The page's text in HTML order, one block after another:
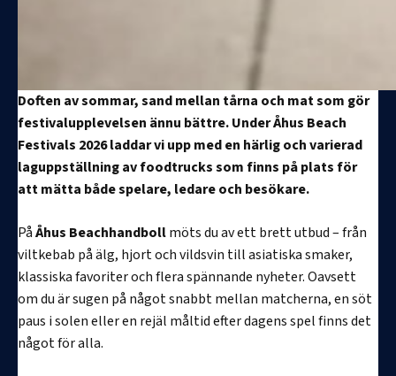
Doften av sommar, sand mellan tårna och mat som gör
festivalupplevelsen ännu bättre. Under Åhus Beach
Festivals 2026 laddar vi upp med en härlig och varierad
laguppställning av foodtrucks som finns på plats för
att mätta både spelare, ledare och besökare.
PåÅhus Beachhandbollmöts du av ett brett utbud – från
viltkebab på älg, hjort och vildsvin till asiatiska smaker,
klassiska favoriter och flera spännande nyheter. Oavsett
om du är sugen på något snabbt mellan matcherna, en söt
paus i solen eller en rejäl måltid efter dagens spel finns det
något för alla.